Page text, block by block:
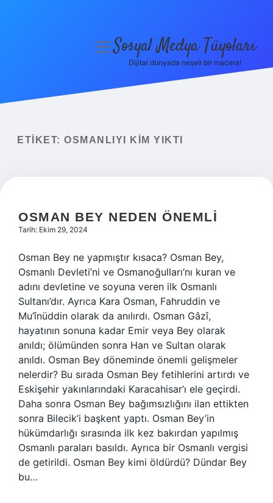
Yasal Uyarı
menüyüSosyal Medya Tüyoları
Dijital dünyada neşeli bir macera!
ETIKET: OSMANLIYI KIM YIKTI
OSMAN BEY NEDEN ÖNEMLI
Tarih: Ekim 29, 2024
Osman Bey ne yapmıştır kısaca? Osman Bey,
Osmanlı Devleti’ni ve Osmanoğulları’nı kuran ve
adını devletine ve soyuna veren ilk Osmanlı
Sultanı’dır. Ayrıca Kara Osman, Fahruddin ve
Mu’înüddin olarak da anılırdı. Osman Gâzî,
hayatının sonuna kadar Emir veya Bey olarak
anıldı; ölümünden sonra Han ve Sultan olarak
anıldı. Osman Bey döneminde önemli gelişmeler
nelerdir? Bu sırada Osman Bey fetihlerini artırdı ve
Eskişehir yakınlarındaki Karacahisar’ı ele geçirdi.
Daha sonra Osman Bey bağımsızlığını ilan ettikten
sonra Bilecik’i başkent yaptı. Osman Bey’in
hükümdarlığı sırasında ilk kez bakırdan yapılmış
Osmanlı paraları basıldı. Ayrıca bir Osmanlı vergisi
de getirildi. Osman Bey kimi öldürdü? Dündar Bey
bu…